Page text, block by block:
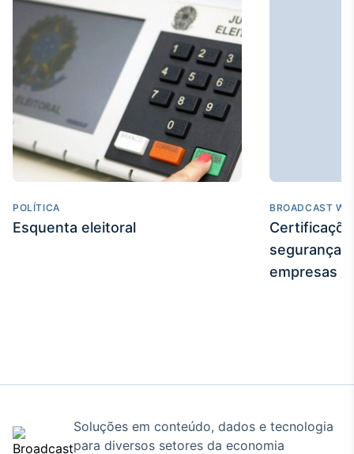
POLÍTICA
Esquenta eleitoral
BROADCAST
segurança
empresas
Soluções em conteúdo, dados e tecnologia
para diversos setores da economia